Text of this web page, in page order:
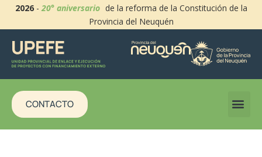
2026-20° aniversario de la reforma de la Constitución de la
Provincia del Neuquén
CONTACTO